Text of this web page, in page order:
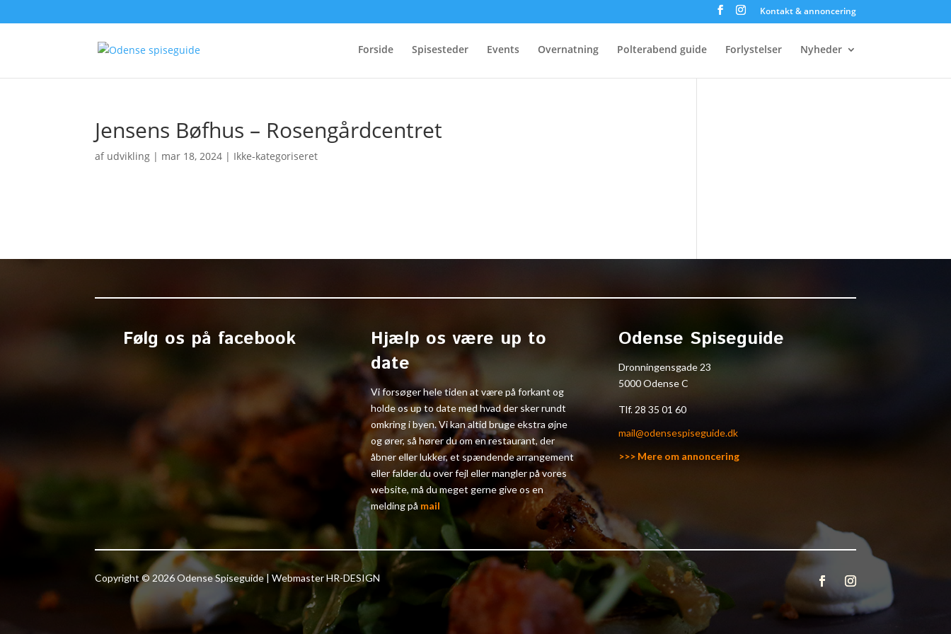
Kontakt & annoncering
Forside Spisesteder Events Overnatning Polterabend guide Forlystelser Nyheder
Jensens Bøfhus – Rosengårdcentret
af udvikling | mar 18, 2024 | Ikke-kategoriseret
Følg os på facebook
Hjælp os være up to
date
Vi forsøger hele tiden at være på forkant og
holde os up to date med hvad der sker rundt
omkring i byen. Vi kan altid bruge ekstra øjne
og ører, så hører du om en restaurant, der
åbner eller lukker, et spændende arrangement
eller falder du over fejl eller mangler på vores
website, må du meget gerne give os en
melding på mail
Odense Spiseguide
Dronningensgade 23
5000 Odense C
Tlf.28 35 01 60
mail@odensespiseguide.dk
>>> Mere om annoncering
Copyright © 2026 Odense Spiseguide | Webmaster HR-DESIGN